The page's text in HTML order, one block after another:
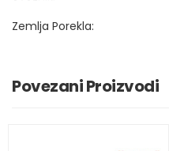
Zemlja Porekla:
Povezani Proizvodi